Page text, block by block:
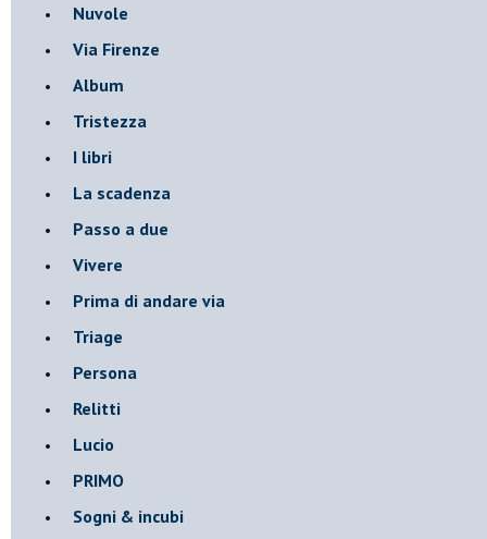
Nuvole
Via Firenze
Album
Tristezza
I libri
La scadenza
Passo a due
Vivere
Prima di andare via
Triage
Persona
Relitti
Lucio
PRIMO
Sogni & incubi